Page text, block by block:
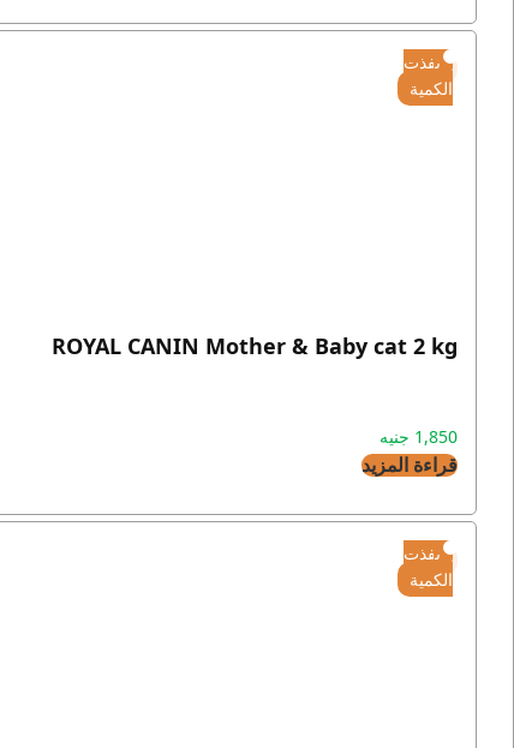
نفذت
الكمية
ROYAL CANIN Mother & Baby cat 2 kg
1,850 جنيه
قراءة المزيد
نفذت
الكمية